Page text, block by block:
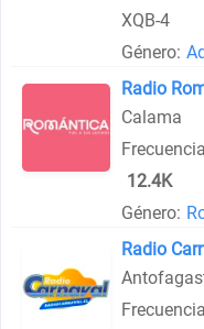
XQB-4
Género:
Radio
Calama
12.4K
Género:
Radio